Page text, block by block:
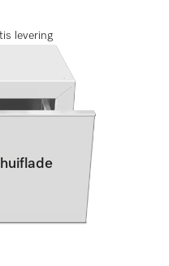
levering
verhoogde